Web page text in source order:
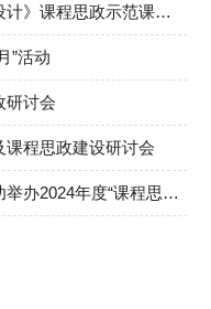
立德树人，润物无声——《机械设计》课程思政示范课程获立项建设
”活动
研讨会
程思政建设研讨会
机械设计制造及自动化教研室成功举办2024年度“课程思政教学沙龙”活动